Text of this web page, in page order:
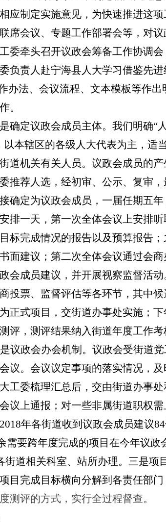
应制定实施意见，为快速推进这
席会议、专题工作部署会等，对
委牵头召开议政会筹备工作协调
负责人赴宁海县人大学习借鉴先
办法、会议流程、文本模板等作
。
确定议政会成员主体。我们明确“
本辖区的各级人大代表为主，适
道机关有关人员。议政会成员的
推荐人选，经初审、公示、复审
确定为议政会成员，一届任期五
排一天，第一次全体会议上安排
标完成情况的报告以及预算报告
面建议；第二次全体会议通过会
会成员建议，并开展视察监督活
投票、监督评估等各环节，其中
正式项目，交街道办事处实施；
评，测评结果纳入街道年度工作考
议政会办会机制。议政会受街道
议。会议议定事项的落实情况，
工委梳理汇总后，交由街道办事
议上通报；对一些非属街道职权
2018年各街道收到议政会成员建议
需要跨年度完成的项目在今年议政
道相关科室、站所办理。三是项
目完成目标横向分解到各责任部
测评的方式， 实行全过程督查。